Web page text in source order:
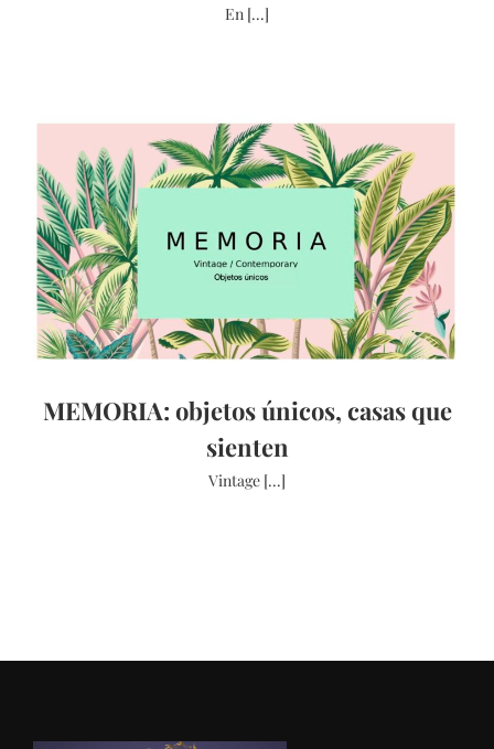
En [...]
MEMORIA: objetos únicos, casas que
sienten
Vintage [...]